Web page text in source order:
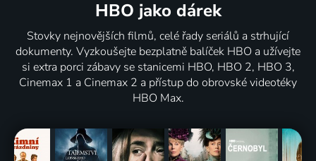
HBO jako dárek
Stovky nejnovějších filmů, celé řady seriálů a strhující
dokumenty. Vyzkoušejte bezplatně balíček HBO a užívejte
si extra porci zábavy se stanicemi HBO, HBO 2, HBO 3,
Cinemax 1 a Cinemax 2 a přístup do obrovské videotéky
HBO Max.